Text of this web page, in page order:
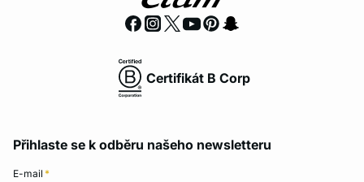
Certifikát B Corp
Přihlaste se k odběru našeho newsletteru
E-mail *